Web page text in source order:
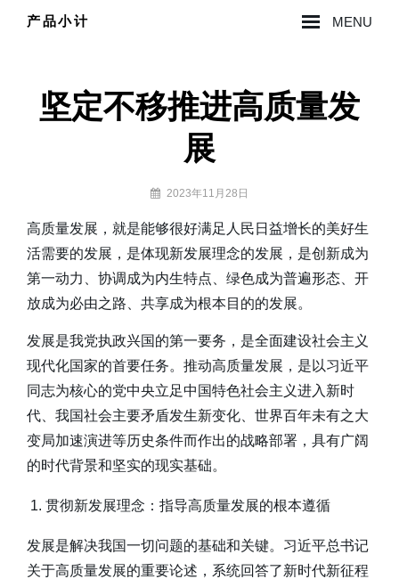
产品小计 MENU
坚定不移推进高质量发
展
By 2023年11月28日
高质量发展，就是能够很好满足人民日益增长的美好生
活需要的发展，是体现新发展理念的发展，是创新成为
第一动力、协调成为内生特点、绿色成为普遍形态、开
放成为必由之路、共享成为根本目的的发展。
发展是我党执政兴国的第一要务，是全面建设社会主义
现代化国家的首要任务。推动高质量发展，是以习近平
同志为核心的党中央立足中国特色社会主义进入新时
代、我国社会主要矛盾发生新变化、世界百年未有之大
变局加速演进等历史条件而作出的战略部署，具有广阔
的时代背景和坚实的现实基础。
贯彻新发展理念：指导高质量发展的根本遵循
发展是解决我国一切问题的基础和关键。习近平总书记
关于高质量发展的重要论述，系统回答了新时代新征程